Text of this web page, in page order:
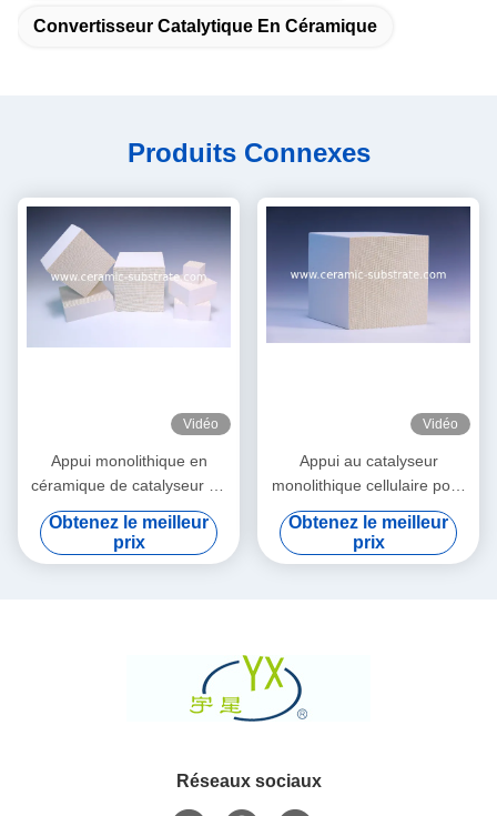
Convertisseur Catalytique En Céramique
Produits Connexes
Vidéo
Appui monolithique en
céramique de catalyseur de
nid d'abeilles de gaz avec le
convertisseur catalytique de
3 manières
Obtenez le meilleur
prix
Vidéo
Appui au catalyseur
monolithique cellulaire pour
le composé organique volatil
Obtenez le meilleur
prix
Réseaux sociaux